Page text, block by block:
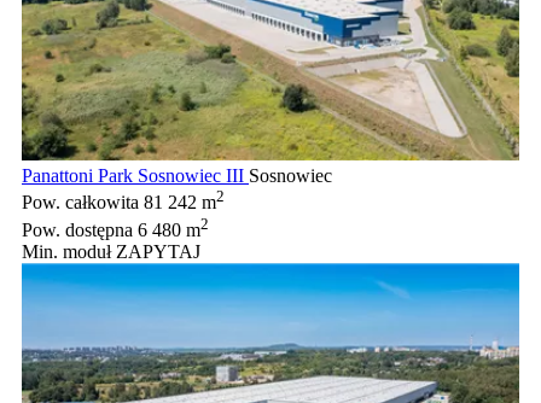
Panattoni Park Sosnowiec III Sosnowiec
Pow. całkowita 81 242 m2
Pow. dostępna 6 480 m2
Min. moduł ZAPYTAJ